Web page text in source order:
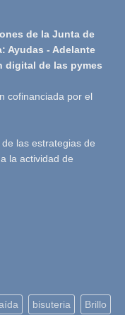
de la Junta de
Ayudas - Adelante
digital de las pymes
cofinanciada por el
las estrategias de
la actividad de
bisuteria Brillo